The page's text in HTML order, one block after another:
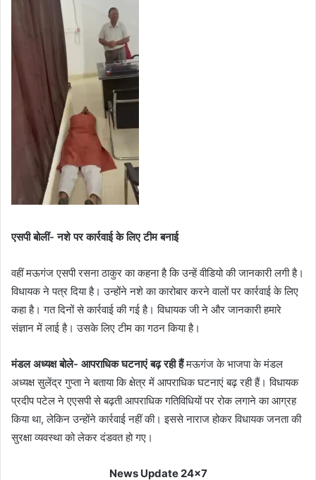
एसपी बोलीं- नशे पर कार्रवाई के लिए टीम बनाई
वहीं मऊगंज एसपी रसना ठाकुर का कहना है कि उन्हें वीडियो की जानकारी लगी है।
विधायक ने पत्र दिया है। उन्होंने नशे का कारोबार करने वालों पर कार्रवाई के लिए
कहा है। गत दिनों से कार्रवाई की गई है। विधायक जी ने और जानकारी हमारे
संज्ञान में लाई है। उसके लिए टीम का गठन किया है।
मंडल अध्यक्ष बोले- आपराधिक घटनाएं बढ़ रही हैंमऊगंज के भाजपा के मंडल
अध्यक्ष सुलेंद्र गुप्ता ने बताया कि क्षेत्र में आपराधिक घटनाएं बढ़ रही हैं। विधायक
प्रदीप पटेल ने एएसपी से बढ़ती आपराधिक गतिविधियों पर रोक लगाने का आग्रह
किया था, लेकिन उन्होंने कार्रवाई नहीं की। इससे नाराज होकर विधायक जनता की
सुरक्षा व्यवस्था को लेकर दंडवत हो गए।
News Update 24x7